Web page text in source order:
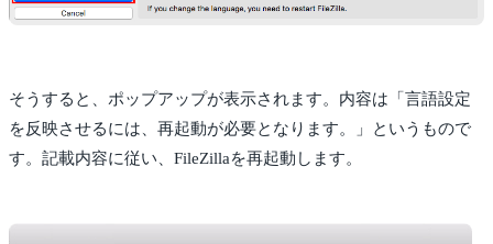
そうすると、ポップアップが表示されます。内容は「言語設定
を反映させるには、再起動が必要となります。」というもので
す。記載内容に従い、FileZillaを再起動します。